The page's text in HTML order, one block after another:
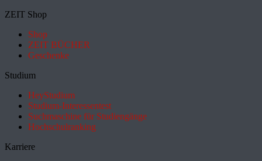
ZEIT Shop
Shop
ZEIT BÜCHER
Geschenke
Studium
HeyStudium
Studium-Interessentest
Suchmaschine für Studiengänge
Hochschulranking
Karriere